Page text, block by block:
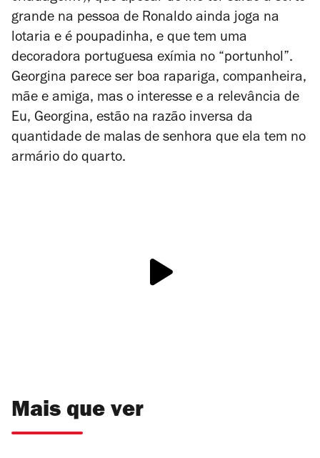
grande na pessoa de Ronaldo ainda joga na
lotaria e é poupadinha, e que tem uma
decoradora portuguesa exímia no “portunhol”.
Georgina parece ser boa rapariga, companheira,
mãe e amiga, mas o interesse e a relevância de
Eu, Georgina, estão na razão inversa da
quantidade de malas de senhora que ela tem no
armário do quarto.
Mais que ver